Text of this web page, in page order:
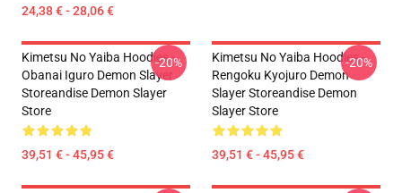
24,38 € - 28,06 €
Kimetsu No Yaiba Hoodies -
Obanai Iguro Demon Slayer
Storeandise Demon Slayer
Store
39,51 € - 45,95 €
-20%
Kimetsu No Yaiba Hoodies -
Rengoku Kyojuro Demon
Slayer Storeandise Demon
Slayer Store
39,51 € - 45,95 €
-20%